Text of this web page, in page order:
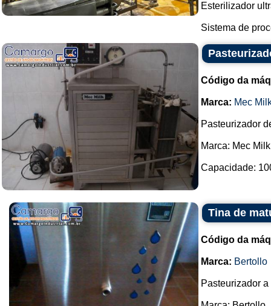
Esterilizador
Sistema de
Código da
Marca: Mec
Pasteurizador
Marca: Mec
Capacidade:
Tina de
Código da
Marca: Bertollo
Pasteurizador a